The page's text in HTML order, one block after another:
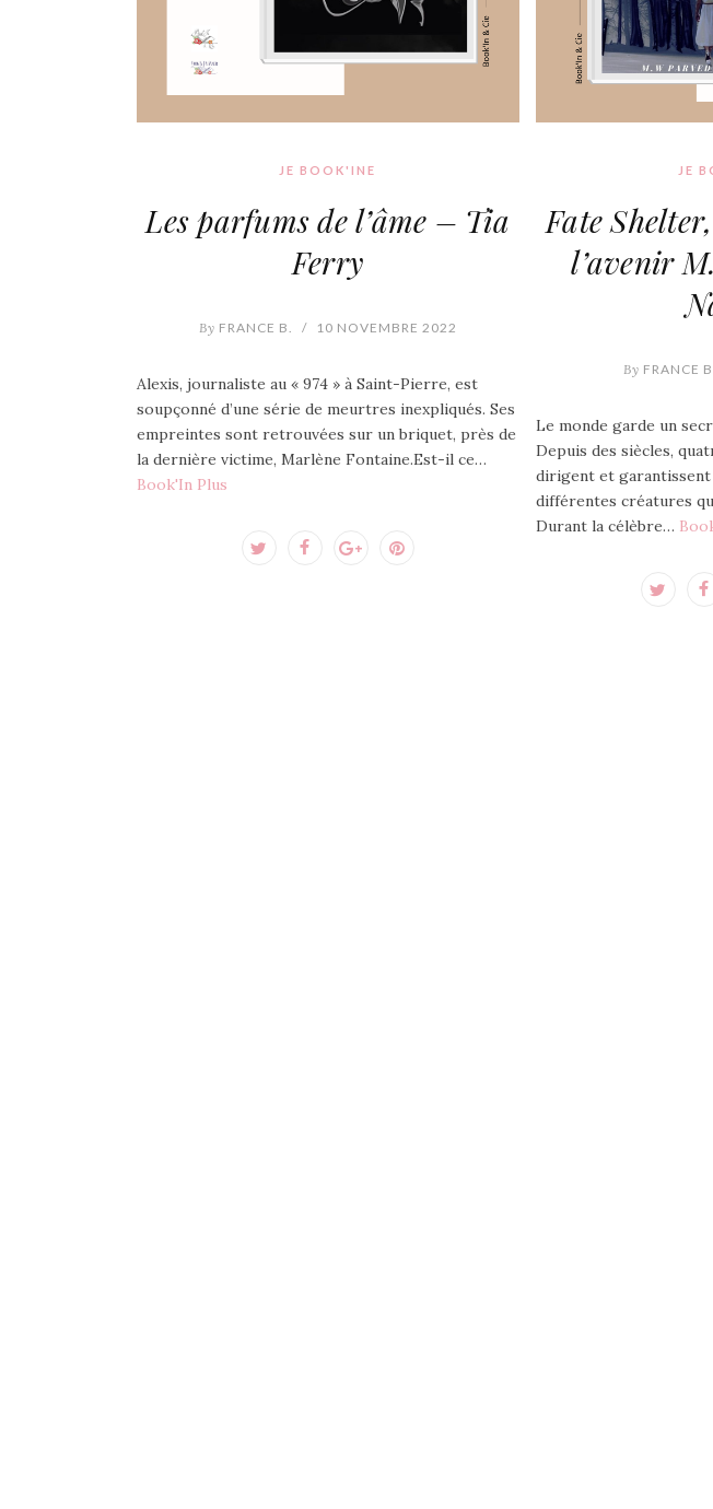
JE BOOK'INE
Les parfums de l’âme – Tia
Ferry
By FRANCE B. / 10 NOVEMBRE 2022
Alexis, journaliste au « 974 » à Saint-Pierre, est
soupçonné d’une série de meurtres inexpliqués. Ses
empreintes sont retrouvées sur un briquet, près de
la dernière victime, Marlène Fontaine.Est-il ce…
Book'In Plus
JE
Fate
l’avenir
By FRANCE
Le monde garde un
Depuis des siècles,
dirigent et garantissent
différentes créatures
Durant la célèbre…